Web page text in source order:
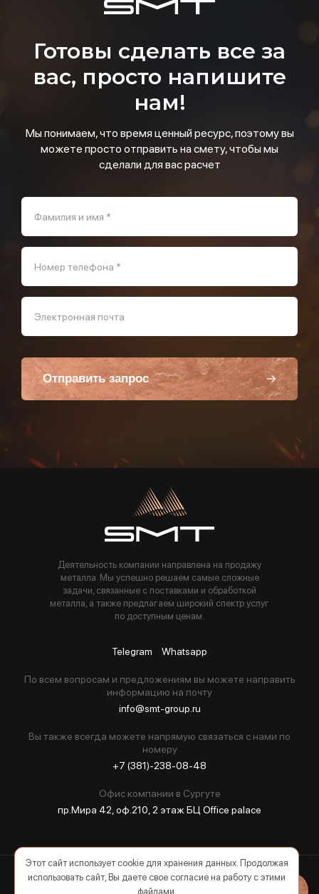
Готовы сделать все за
вас, просто напишите
нам!
Мы понимаем, что время ценный ресурс, поэтому вы
можете просто отправить на смету, чтобы мы
сделали для вас расчет
Фамилия и имя *
Номер телефона *
Электронная почта
Отправить запрос
Пользуясь данной формой вы соглашаетесь с политикой компании
Деятельность компании направлена на продажу
металла. Мы успешно решаем самые сложные
задачи, связанные с поставками и обработкой
металла, а также предлагаем широкий спектр услуг
по доступным ценам.
Telegram Whatsapp
По всем вопросам и предложениям вы можете направить
информацию на почту
info@smt-group.ru
Вы также всегда можете напрямую связаться с нами по
номеру
+7 (381)-238-08-48
Офис компании в Сургуте
пр.Мира 42, оф.210, 2 этаж БЦ Оffice palace
2026 © Все права защищены
Этот сайт использует cookie для хранения данных. Продолжая
использовать сайт, Вы даете свое согласие на работу с этими
файлами.